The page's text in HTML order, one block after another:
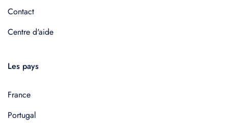
Contact
Centre d'aide
Les pays
France
Portugal